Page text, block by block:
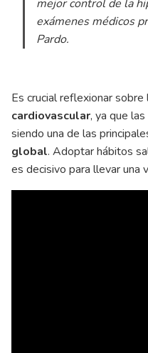
mejor control de la
exámenes médicos
Pardo.
Es crucial reflexionar
cardiovascular, ya que
siendo una de las
global. Adoptar hábitos
es decisivo para llevar una